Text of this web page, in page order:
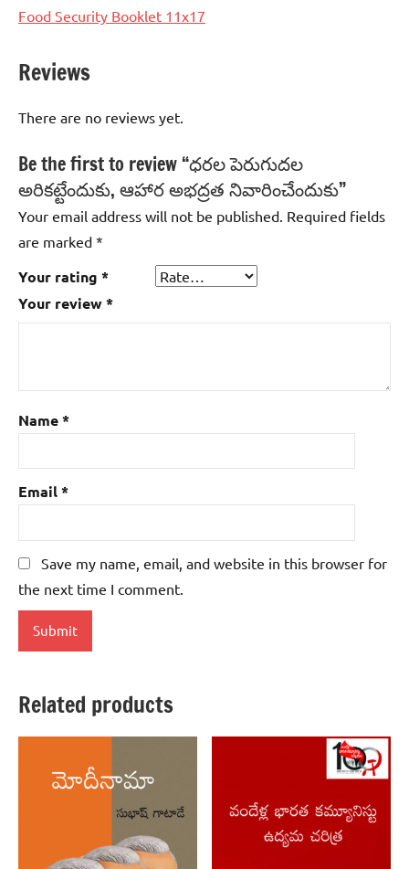
Food Security Booklet 11x17
Reviews
There are no reviews yet.
Be the first to review “ధరల పెరుగుదల
అరికట్టేందుకు, ఆహార అభద్రత నివారించేందుకు”
Your email address will not be published. Required fields
are marked *
Your rating *
Your review*
Name*
Email*
Save my name, email, and website in this browser for
the next time I comment.
Related products